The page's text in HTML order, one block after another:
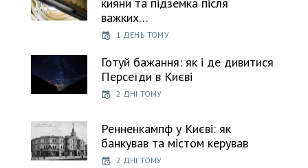
важких…
1 ДЕНЬ ТОМУ
Готуй бажання: як і де дивитися
Персеїди в Києві
2 ДНІ ТОМУ
Ренненкампф у Києві: як
банкував та містом керував
2 ДНІ ТОМУ